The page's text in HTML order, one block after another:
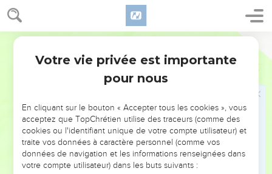
Jérémie 1
parole pour l'exécuter.
Et la parole de l'Éternel me fut adressée une seconde fois,
disant : Que vois-tu ? Je répondis : Je vois une chaudière
bouillante, du côté du Nord.
Et l'Éternel me dit : C'est du Nord que le mal se déchaînera
sur tous les habitants du pays.
Car voici, je vais appeler toutes les tribus des royaumes du
Nord, dit l'Éternel ; ils viendront et mettront chacun leur
trône à l'entrée des portes de Jérusalem, et contre toutes
ses murailles à l'entour, et contre toutes les villes de Juda.
Et je prononcerai mes jugements contre eux, à cause de
Votre vie privée est importante
pour nous
En cliquant sur le bouton « Accepter tous les cookies », vous
acceptez que TopChrétien utilise des traceurs (comme des
cookies ou l'identifiant unique de votre compte utilisateur) et
traite vos données à caractère personnel (comme vos
données de navigation et les informations renseignées dans
votre compte utilisateur) dans les buts suivants :